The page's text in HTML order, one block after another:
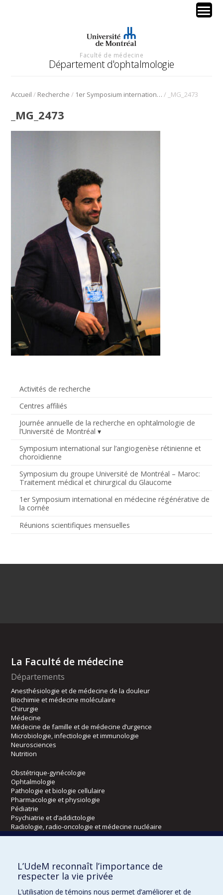
Faculté de médecine
Département d'ophtalmologie
Accueil / Recherche / 1er Symposium international en médecine régénérative de la cornée / _MG_2473
Activités de recherche
Centres affiliés
Journée annuelle de la recherche en ophtalmologie de
l’Université de Montréal
Symposium international sur l’angiogenèse rétinienne et
choroïdienne
Symposium du groupe Université de Montréal – Maroc:
Traitement médical et chirurgical du Glaucome
1er Symposium international en médecine régénérative de
la cornée
Réunions scientifiques mensuelles
_MG_2473
La Faculté de médecine
Départements
Anesthésiologie et de médecine de la douleur
Biochimie et médecine moléculaire
Chirurgie
Médecine
Médecine de famille et de médecine d’urgence
Microbiologie, infectiologie et immunologie
Neurosciences
Nutrition
Obstétrique-gynécologie
Ophtalmologie
Pathologie et biologie cellulaire
Pharmacologie et physiologie
Pédiatrie
Psychiatrie et d’addictologie
Radiologie, radio-oncologie et médecine nucléaire
Écoles
Kinésiologie et des sciences de l’activité physique
Orthophonie et audiologie
Réadaptation
L’UdeM reconnaît l’importance de
respecter la vie privée
L’utilisation de témoins nous permet d’améliorer et de